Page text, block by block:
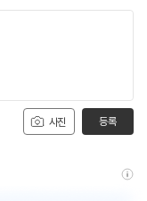
사진 등록